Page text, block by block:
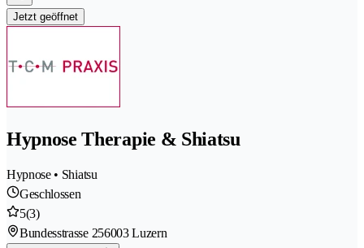
Jetzt geöffnet
Hypnose Therapie & Shiatsu
Hypnose • Shiatsu
Geschlossen
5(3)
Bundesstrasse 256003 Luzern